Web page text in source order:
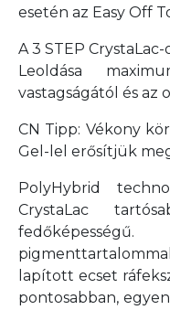
esetén az Easy Off
A 3 STEP
Leoldása
vastagságától és az
CN Tipp: Vékony
Gel-lel erősítjük
PolyHybrid
CrystaLac
lapított ecset
pontosabban,